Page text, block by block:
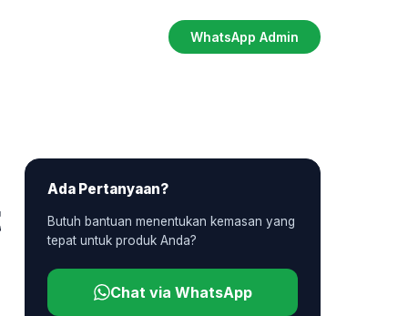
WhatsApp Admin
Ada Pertanyaan?
Butuh bantuan menentukan kemasan yang
tepat untuk produk Anda?
Chat via WhatsApp